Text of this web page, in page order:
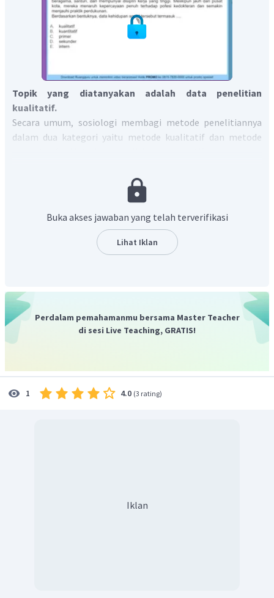
Topik yang diatanyakan adalah data penelitian
kualitatif.
Secara umum, sosiologi membagi metode penelitiannya
dalam dua kategori yaitu metode kualitatif dan metode
menjabarkan data yang diperoleh dengan cara verbal.
Terdapat tiga unsur utama dalam pendekatan kualitatif
Laporan tertulis dan lisan. Beradasarkan soal yang
disampaikan data kehidupan mengkaitkan sebab-
akibat seseorang taat beragama melalui intepretasi
Jadi, jawaban yang tepat adalah B.
Buka akses jawaban yang telah terverifikasi
Lihat Iklan
Perdalam pemahamanmu bersama Master Teacher
di sesi Live Teaching, GRATIS!
1 4.0 (3 rating)
Iklan